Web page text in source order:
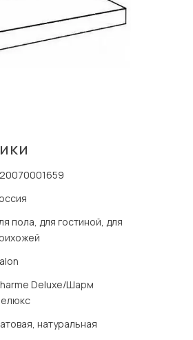
пола, для гостиной, для
Deluxe/Шарм
натуральная